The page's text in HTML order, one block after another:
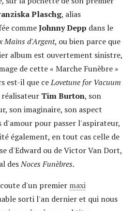
Plaschg, alias
commeJohnny Depp dans le
Mains d'Argent, ou bien parce que
album est ouvertement sinistre,
de cette « Marche Funèbre »
est-il que ceLovetune for Vacuum
Tim Burton, son
son imaginaire, son aspect
d'amour pour passer l'aspirateur,
également, en tout cas celle de
d'Edward ou de Victor Van Dort,
desNoces Funèbres.
d'un premier maxi
sorti l'an dernier et qui nous